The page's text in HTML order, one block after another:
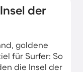
der
goldene
für Surfer: So
die Insel der